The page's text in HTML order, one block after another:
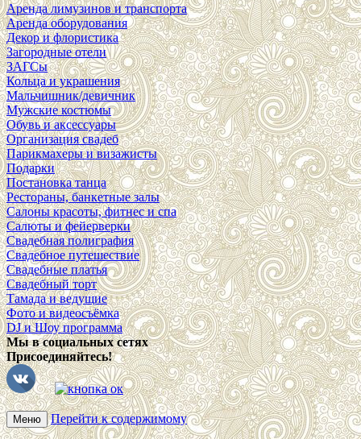
Аренда лимузинов и транспорта
Аренда оборудования
Декор и флористика
Загородные отели
ЗАГСы
Кольца и украшения
Мальчишник/девичник
Мужские костюмы
Обувь и аксессуары
Организация свадеб
Парикмахеры и визажисты
Подарки
Постановка танца
Рестораны, банкетные залы
Салоны красоты, фитнес и спа
Салюты и фейерверки
Свадебная полиграфия
Свадебное путешествие
Свадебные платья
Свадебный торт
Тамада и ведущие
Фото и видеосъёмка
DJ и Шоу программа
Мы в социальных сетях
Присоединяйтесь!
Меню Перейти к содержимому